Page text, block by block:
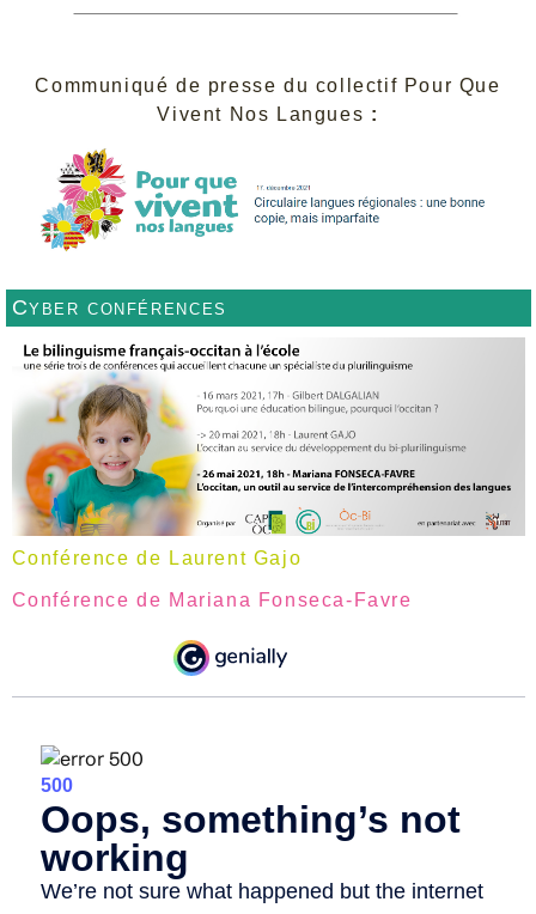
Communiqué de presse du collectif Pour Que
Vivent Nos Langues :
Cyber conférences
Conférence de Laurent Gajo
Conférence de Mariana Fonseca-Favre